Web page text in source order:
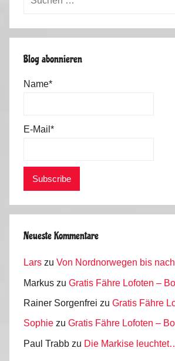
0
1
Blog abonnieren
Name*
E-Mail*
Neueste Kommentare
Lars zu Von Nordnorwegen bis
Markus zu Gratis Fähre Lofoten –
Rainer Sorgenfrei zu Gratis Fähre
Sophie zu Gratis Fähre Lofoten –
Paul Trabb zu Die Markise